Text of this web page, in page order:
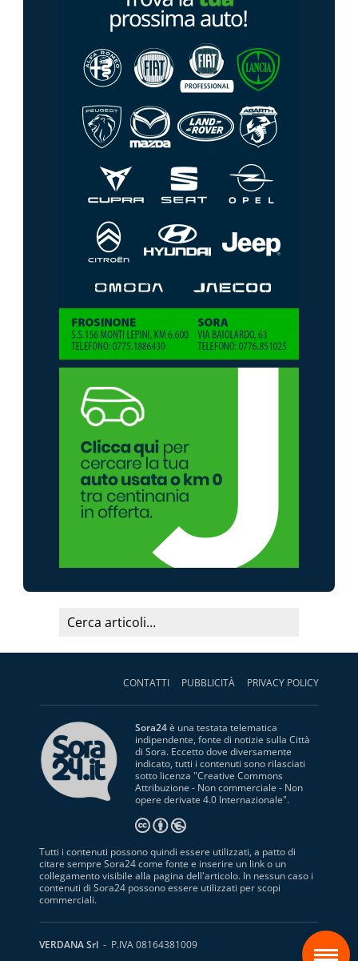
CONTATTI PUBBLICITÀ PRIVACY POLICY
Sora24è una testata telematica
indipendente, fonte di notizie sulla Città
di Sora. Eccetto dove diversamente
indicato, tutti i contenuti sono rilasciati
sotto licenza "Creative Commons
Attribuzione - Non commerciale - Non
opere derivate 4.0 Internazionale".
Tutti i contenuti possono quindi essere utilizzati, a patto di
citare sempre Sora24 come fonte e inserire un link o un
collegamento visibile alla pagina dell'articolo. In nessun caso i
contenuti di Sora24 possono essere utilizzati per scopi
commerciali.
VERDANA Srl - P.IVA 08164381009